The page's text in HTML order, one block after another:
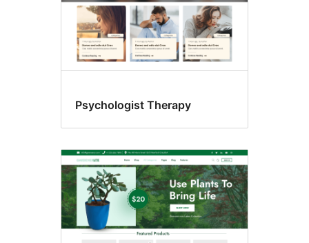
Psychologist Therapy